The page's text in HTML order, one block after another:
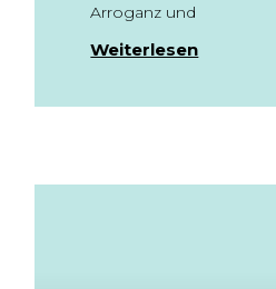
Arroganz und
Weiterlesen